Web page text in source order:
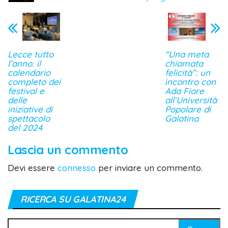
Lecce tutto
l’anno: il
calendario
completo dei
festival e
delle
iniziative di
spettacolo
del 2024
“Una meta
chiamata
felicità”: un
incontro con
Ada Fiore
all’Università
Popolare di
Galatina
Lascia un commento
Devi essere connesso per inviare un commento.
RICERCA SU GALATINA24